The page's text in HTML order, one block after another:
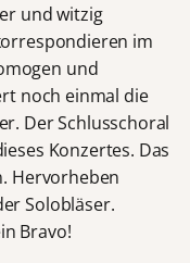
und witzig
im
und
noch einmal die
Der Schlusschoral
Konzertes. Das
Hervorheben
Solobläser.
Bravo!